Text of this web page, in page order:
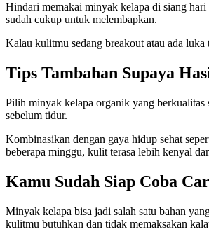
Hindari memakai minyak kelapa di siang
sudah cukup untuk melembapkan.
Kalau kulitmu sedang breakout atau ada
Tips Tambahan Supaya
Pilih minyak kelapa organik yang berkualitas
sebelum tidur.
Kombinasikan dengan gaya hidup sehat
beberapa minggu, kulit terasa lebih kenyal
Kamu Sudah Siap Coba
Minyak kelapa bisa jadi salah satu bahan
kulitmu butuhkan dan tidak memaksakan